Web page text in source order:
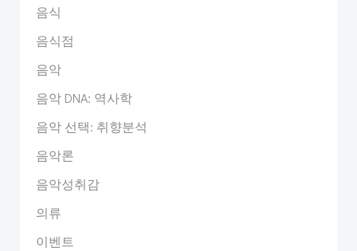
음식
음식점
음악
음악 DNA: 역사학
음악 선택: 취향분석
음악론
음악성취감
의류
이벤트